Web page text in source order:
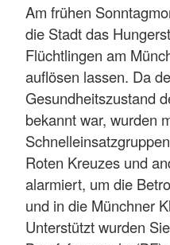
Am frühen
die Stadt das
Flüchtlingen am
auflösen lassen. Da
Gesundheitszustand
bekannt war, wurden
Roten Kreuzes und
alarmiert, um die
und in die Münchner
Unterstützt wurden